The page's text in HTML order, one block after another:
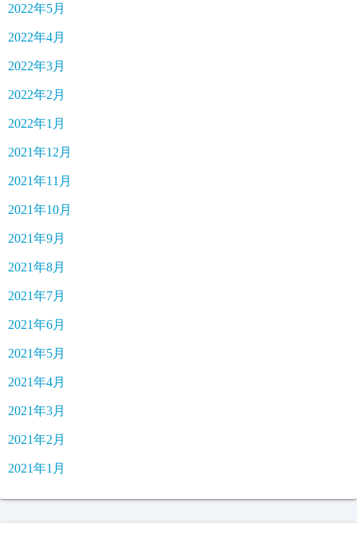
2022年5月
2022年4月
2022年3月
2022年2月
2022年1月
2021年12月
2021年11月
2021年10月
2021年9月
2021年8月
2021年7月
2021年6月
2021年5月
2021年4月
2021年3月
2021年2月
2021年1月